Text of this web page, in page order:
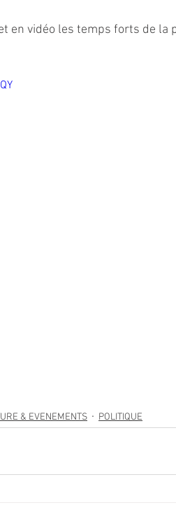
en vidéo les temps forts de la
& EVENEMENTS POLITIQUE